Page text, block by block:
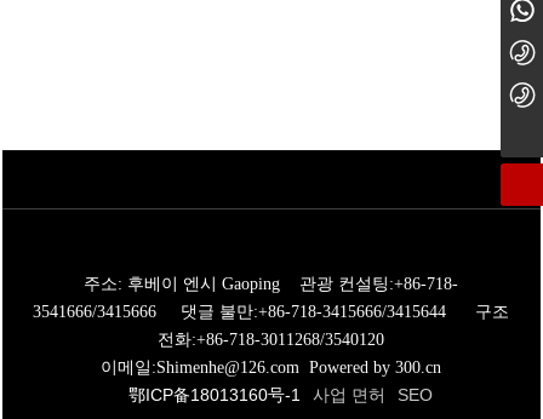
주소: 후베이 엔시 Gaoping 관광 컨설팅:+86-718-
3541666/3415666 댓글 불만:+86-718-3415666/3415644 구조
전화:+86-718-3011268/3540120
이메일:Shimenhe@126.com Powered by 300.cn
鄂ICP备18013160号-1 사업 면허 SEO